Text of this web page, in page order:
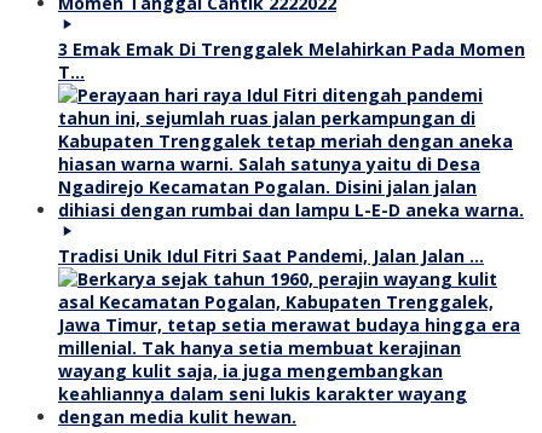
3 Emak Emak Di Trenggalek Melahirkan Pada Momen
T…
Tradisi Unik Idul Fitri Saat Pandemi, Jalan Jalan …